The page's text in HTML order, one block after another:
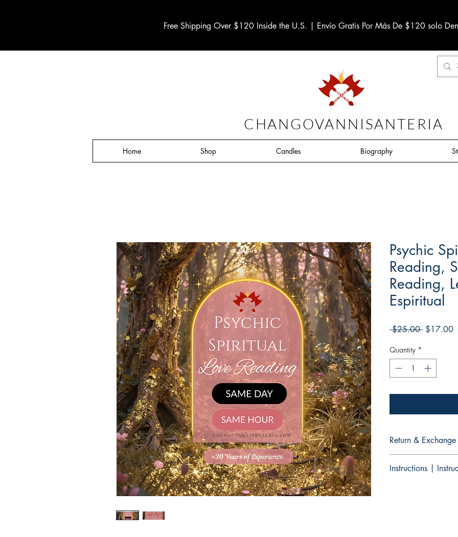
Free Shipping Over $120 Inside the U.S. | Envío Gratis Por Más De $120 solo
CHANGOVANNISANTERIA
Home Shop Candles Biography
Psychic
Reading,
Reading,
Espiritual
$25.00 Regular
$17.00
Quantity *
Return &
No hay devoluciones
Instructions |